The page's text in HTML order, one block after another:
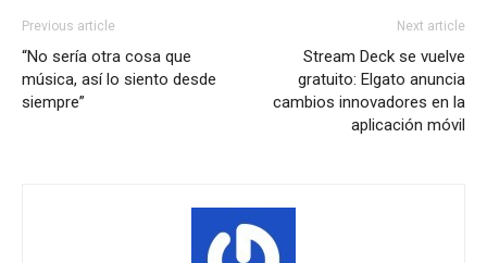
Previous article
“No sería otra cosa que
música, así lo siento desde
siempre”
Next article
Stream Deck se vuelve
gratuito: Elgato anuncia
cambios innovadores en la
aplicación móvil